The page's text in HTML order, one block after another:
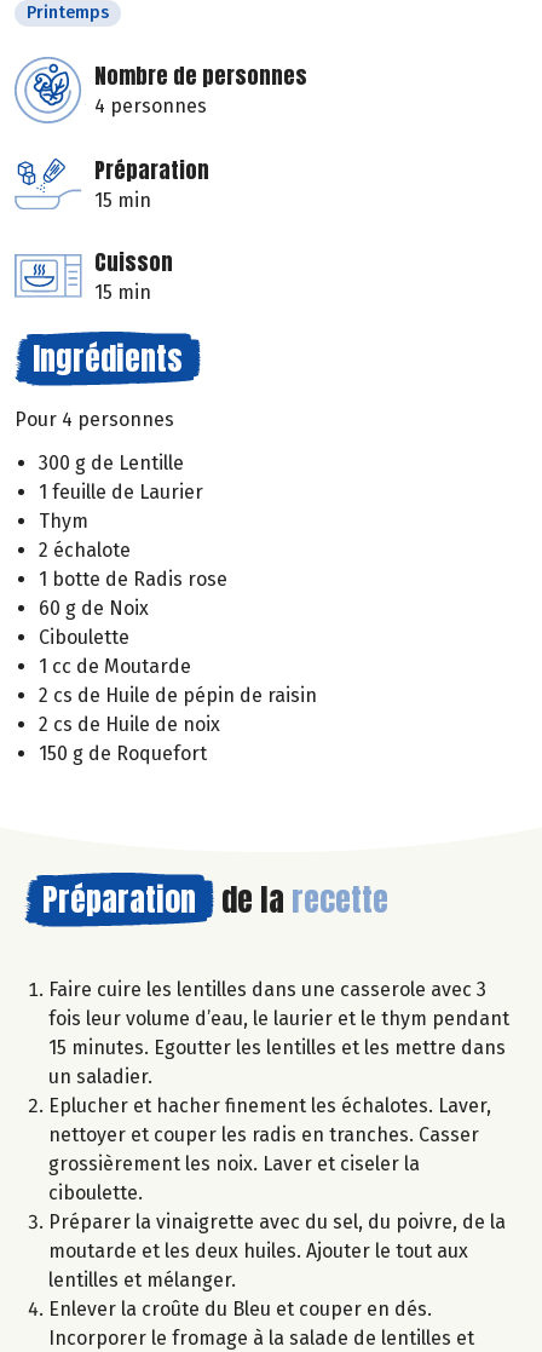
Printemps
Nombre de personnes
4 personnes
Préparation
15 min
Cuisson
15 min
Ingrédients
Pour 4 personnes
300 g de Lentille
1 feuille de Laurier
Thym
2 échalote
1 botte de Radis rose
60 g de Noix
Ciboulette
1 cc de Moutarde
2 cs de Huile de pépin de raisin
2 cs de Huile de noix
150 g de Roquefort
Préparation de la recette
Faire cuire les lentilles dans une casserole avec 3
fois leur volume d’eau, le laurier et le thym pendant
15 minutes. Egoutter les lentilles et les mettre dans
un saladier.
Eplucher et hacher finement les échalotes. Laver,
nettoyer et couper les radis en tranches. Casser
grossièrement les noix. Laver et ciseler la
ciboulette.
Préparer la vinaigrette avec du sel, du poivre, de la
moutarde et les deux huiles. Ajouter le tout aux
lentilles et mélanger.
Enlever la croûte du Bleu et couper en dés.
Incorporer le fromage à la salade de lentilles et